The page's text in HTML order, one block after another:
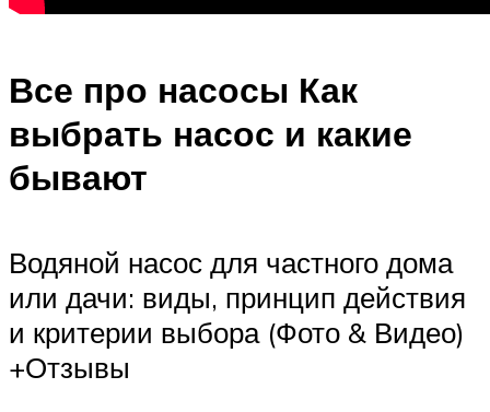
Все про насосы Как
выбрать насос и какие
бывают
Водяной насос для частного дома
или дачи: виды, принцип действия
и критерии выбора (Фото & Видео)
+Отзывы